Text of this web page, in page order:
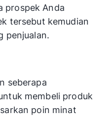
prospek Anda
tersebut kemudian
penjualan.
seberapa
membeli produk
poin minat